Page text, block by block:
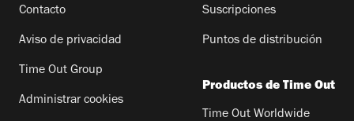
Contacto
Aviso de privacidad
Time Out Group
Administrar cookies
Suscripciones
Puntos de distribución
Productos de Time Out
Time Out Worldwide